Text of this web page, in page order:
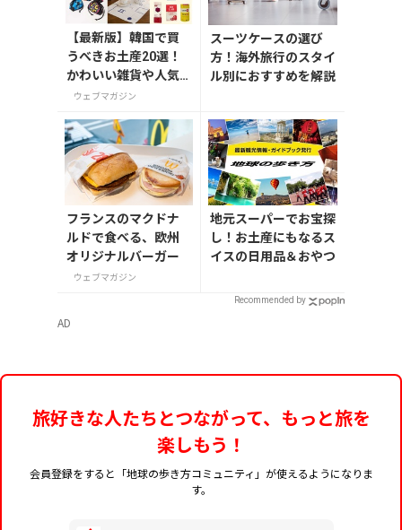
【最新版】韓国で買
うべきお土産20選！
かわいい雑貨や人気
コスメを紹介
ウェブマガジン
スーツケースの選び
方！海外旅行のスタイ
ル別におすすめを解説
フランスのマクドナ
ルドで食べる、欧州
オリジナルバーガー
ウェブマガジン
地元スーパーでお宝探
し！お土産にもなるス
イスの日用品＆おやつ
Recommended by
AD
旅好きな人たちとつながって、もっと旅を
楽しもう！
会員登録をすると「地球の歩き方コミュニティ」が使えるようになりま
す。